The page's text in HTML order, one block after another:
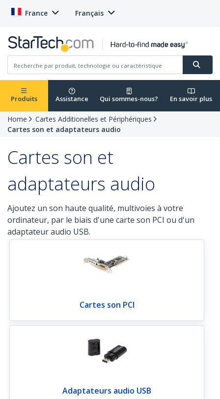
France Français
Produits Assistance Qui sommes-nous? En savoir plus
Home
Cartes Additionelles et Périphériques
Cartes son et adaptateurs audio
Cartes son et
adaptateurs audio
Ajoutez un son haute qualité, multivoies à votre
ordinateur, par le biais d'une carte son PCI ou d'un
adaptateur audio USB.
Cartes son PCI
Adaptateurs audio USB